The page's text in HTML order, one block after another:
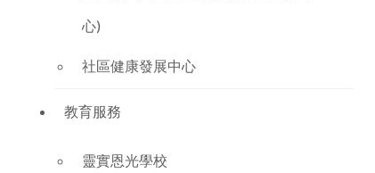
心)
社區健康發展中心
教育服務
靈實恩光學校